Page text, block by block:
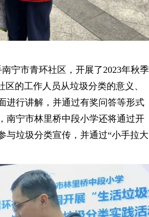
宁市青环社区，开展了2023年秋季
的工作人员从垃圾分类的意义、
进行讲解，并通过有奖问答等形式
南宁市林里桥中段小学还将通过开
与垃圾分类宣传，并通过“小手拉大